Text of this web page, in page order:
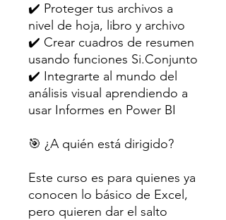
✔️ Proteger tus archivos a
nivel de hoja, libro y archivo
✔️ Crear cuadros de resumen
usando funciones Si.Conjunto
✔️ Integrarte al mundo del
análisis visual aprendiendo a
usar Informes en Power BI
🎯 ¿A quién está dirigido?
Este curso es para quienes ya
conocen lo básico de Excel,
pero quieren dar el salto